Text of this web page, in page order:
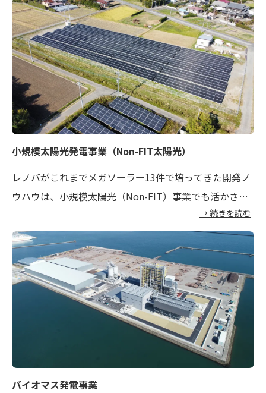
小規模太陽光発電事業（Non-FIT太陽光）
レノバがこれまでメガソーラー13件で培ってきた開発ノ
ウハウは、小規模太陽光（Non-FIT）事業でも活かされ
ています。「30年品質」を掲げた堅牢な発電所から生み
出される電力は、お客様から『長期契約に資する確かな
品質・安全性』と高く評価いただいており、複数企業様
とのPPA（電力販売契約）締結に至っています。
→ 続きを読む
バイオマス発電事業